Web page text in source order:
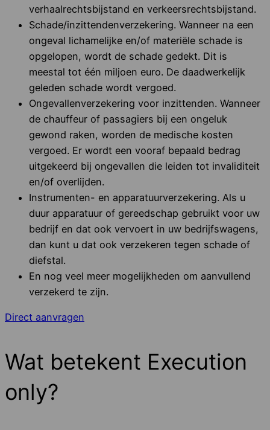
verhaalrechtsbijstand en verkeersrechtsbijstand.
Schade/inzittendenverzekering. Wanneer na een
ongeval lichamelijke en/of materiële schade is
opgelopen, wordt de schade gedekt. Dit is
meestal tot één miljoen euro. De daadwerkelijk
geleden schade wordt vergoed.
Ongevallenverzekering voor inzittenden. Wanneer
de chauffeur of passagiers bij een ongeluk
gewond raken, worden de medische kosten
vergoed. Er wordt een vooraf bepaald bedrag
uitgekeerd bij ongevallen die leiden tot invaliditeit
en/of overlijden.
Instrumenten- en apparatuurverzekering. Als u
duur apparatuur of gereedschap gebruikt voor uw
bedrijf en dat ook vervoert in uw bedrijfswagens,
dan kunt u dat ook verzekeren tegen schade of
diefstal.
En nog veel meer mogelijkheden om aanvullend
verzekerd te zijn.
Direct aanvragen
Wat betekent Execution
only?